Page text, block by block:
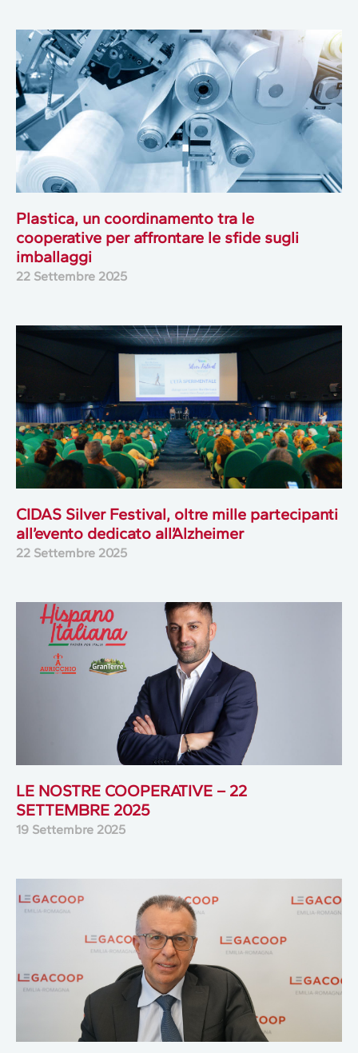
Plastica, un coordinamento tra le
cooperative per affrontare le sfide sugli
imballaggi
22 Settembre 2025
CIDAS Silver Festival, oltre mille partecipanti
all’evento dedicato all’Alzheimer
22 Settembre 2025
LE NOSTRE COOPERATIVE – 22
SETTEMBRE 2025
19 Settembre 2025